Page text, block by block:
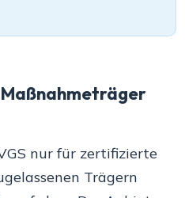
Maßnahmeträger
nur für zertifizierte
Trägern